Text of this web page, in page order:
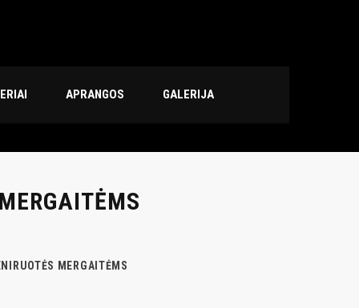
APRANGOS GALERIJA
MERGAITĖMS